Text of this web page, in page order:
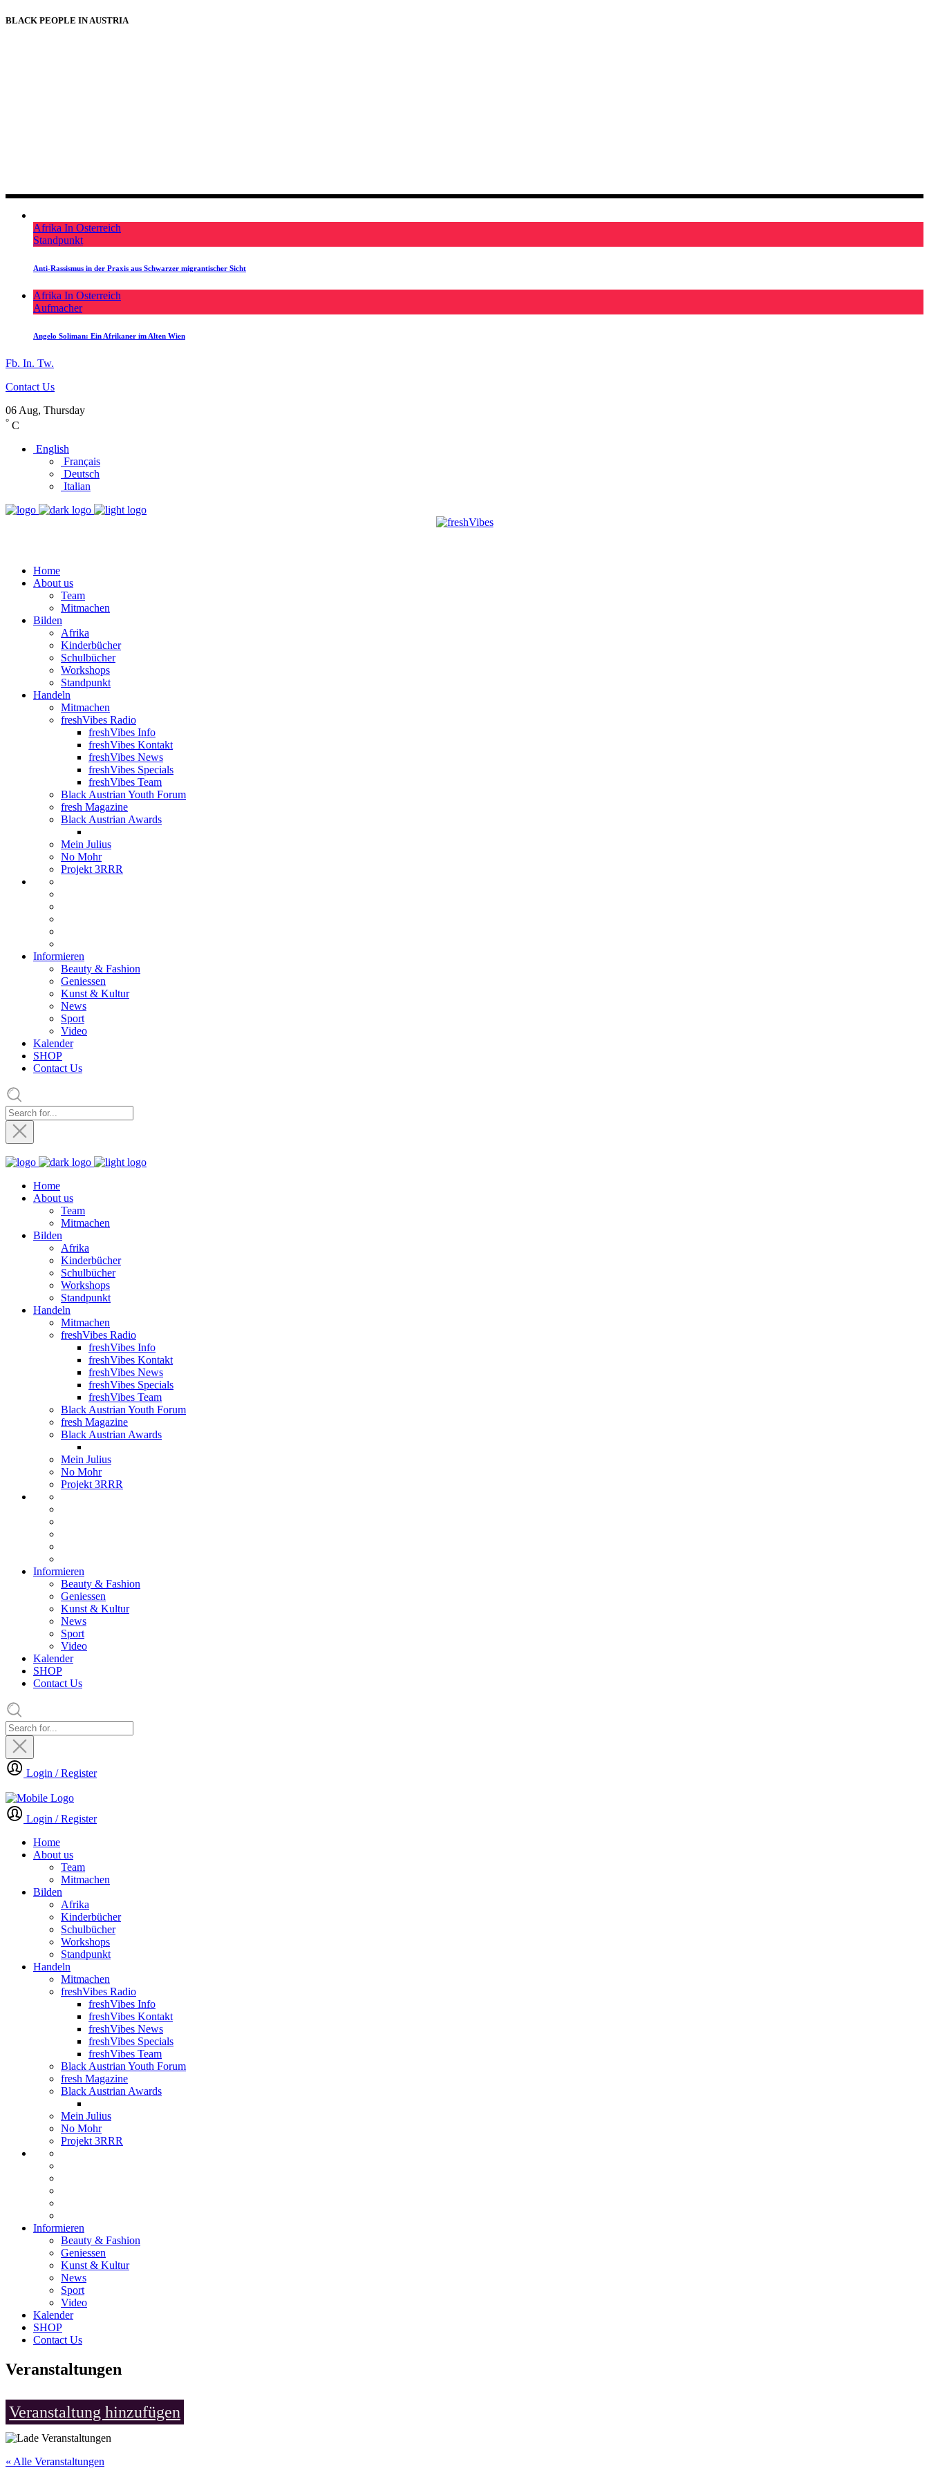
BLACK PEOPLE IN AUSTRIA
Afrika In Osterreich
Standpunkt
Anti-Rassismus in der Praxis aus Schwarzer migrantischer Sicht
Afrika In Osterreich
Aufmacher
Angelo Soliman: Ein Afrikaner im Alten Wien
Fb. In. Tw.
Contact Us
06 Aug, Thursday
° C
English
Français
Deutsch
Italian
Home
About us
Team
Mitmachen
Bilden
Afrika
Kinderbücher
Schulbücher
Workshops
Standpunkt
Handeln
Mitmachen
freshVibes Radio
freshVibes Info
freshVibes Kontakt
freshVibes News
freshVibes Specials
freshVibes Team
Black Austrian Youth Forum
fresh Magazine
Black Austrian Awards
Mein Julius
No Mohr
Projekt 3RRR
Informieren
Beauty & Fashion
Geniessen
Kunst & Kultur
News
Sport
Video
Kalender
SHOP
Contact Us
Home
About us
Team
Mitmachen
Bilden
Afrika
Kinderbücher
Schulbücher
Workshops
Standpunkt
Handeln
Mitmachen
freshVibes Radio
freshVibes Info
freshVibes Kontakt
freshVibes News
freshVibes Specials
freshVibes Team
Black Austrian Youth Forum
fresh Magazine
Black Austrian Awards
Mein Julius
No Mohr
Projekt 3RRR
Informieren
Beauty & Fashion
Geniessen
Kunst & Kultur
News
Sport
Video
Kalender
SHOP
Contact Us
Login / Register
Login / Register
Home
About us
Team
Mitmachen
Bilden
Afrika
Kinderbücher
Schulbücher
Workshops
Standpunkt
Handeln
Mitmachen
freshVibes Radio
freshVibes Info
freshVibes Kontakt
freshVibes News
freshVibes Specials
freshVibes Team
Black Austrian Youth Forum
fresh Magazine
Black Austrian Awards
Mein Julius
No Mohr
Projekt 3RRR
Informieren
Beauty & Fashion
Geniessen
Kunst & Kultur
News
Sport
Video
Kalender
SHOP
Contact Us
Veranstaltungen
Veranstaltung hinzufügen
« Alle Veranstaltungen